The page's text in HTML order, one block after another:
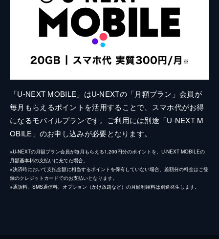
「U-NEXT MOBILE」はU-NEXTの「月額プラン」会員が
毎月もらえるポイントを活用することで、スマホ代がお得
になるモバイルプランです。ご利用には別途「U-NEXT M
OBILE」のお申し込みが必要となります。
※U-NEXTの月額プラン会員が毎月もらえる1,200円分のポイントを、U-NEXT MOBILEの
月額基本料の支払いに充てた場合。
※決済時において支払金額に相当するポイントを保有していない場合、差額分の料金はご登
録のクレジットカードでのお支払いとなります。
※通話料、SMS通信料、オプション（かけ放題など）の月額利用料は別途発生します。